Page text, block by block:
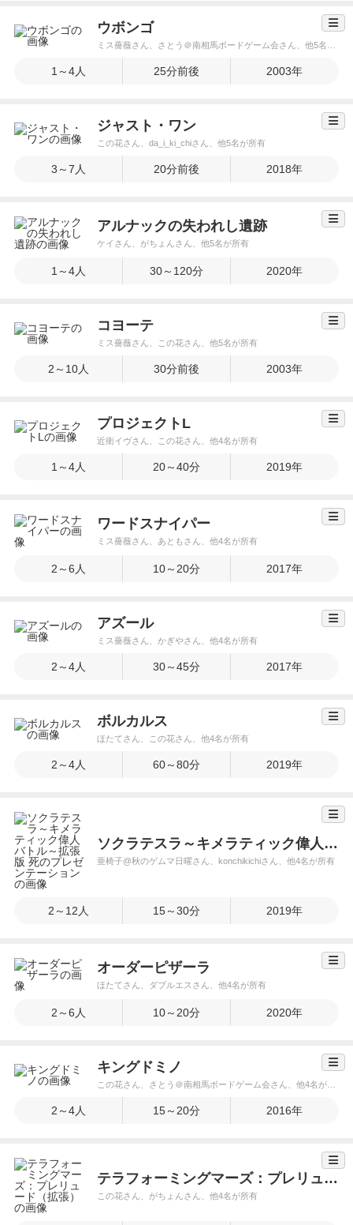
ウボンゴ
1～4人 25分前後 2003年
ジャスト・ワン
この花さん、da_i_ki_chiさん、他5名が所有
3～7人 20分前後 2018年
アルナックの失われし遺跡
ケイさん、がちょんさん、他5名が所有
1～4人 30～120分 2020年
コヨーテ
ミス薔薇さん、この花さん、他5名が所有
2～10人 30分前後 2003年
プロジェクトL
近衛イヴさん、この花さん、他4名が所有
1～4人 20～40分 2019年
ワードスナイパー
ミス薔薇さん、あともさん、他4名が所有
2～6人 10～20分 2017年
アズール
ミス薔薇さん、かぎやさん、他4名が所有
2～4人 30～45分 2017年
ボルカルス
ほたてさん、この花さん、他4名が所有
2～4人 60～80分 2019年
ソクラテスラ～キメラティック偉人バトル～拡張版 死のプレゼンテーション
亜椅子@秋のゲムマ日曜さん、konchikichiさん、他4名が所有
2～12人 15～30分 2019年
オーダーピザーラ
ほたてさん、ダブルエスさん、他4名が所有
2～6人 10～20分 2020年
キングドミノ
2～4人 15～20分 2016年
テラフォーミングマーズ：プレリュード（拡張）
この花さん、がちょんさん、他4名が所有